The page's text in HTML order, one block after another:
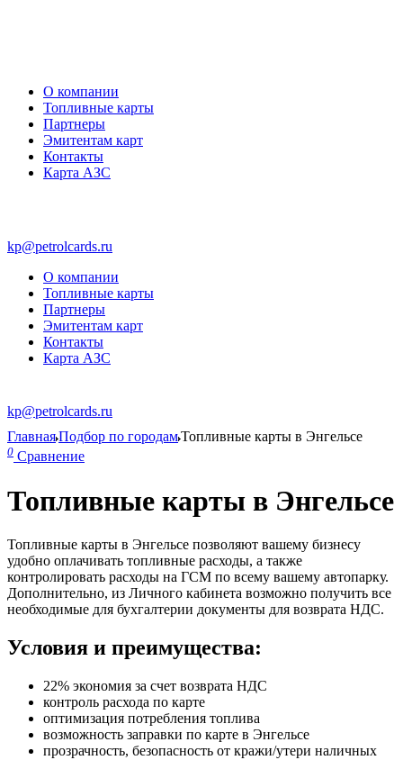
О компании
Топливные карты
Партнеры
Эмитентам карт
Контакты
Карта АЗС
kp@petrolcards.ru
О компании
Топливные карты
Партнеры
Эмитентам карт
Контакты
Карта АЗС
kp@petrolcards.ru
ГлавнаяПодбор по городамТопливные карты в Энгельсе
0 Сравнение
Топливные карты в Энгельсе
Топливные карты в Энгельсе позволяют вашему бизнесу
удобно оплачивать топливные расходы, а также
контролировать расходы на ГСМ по всему вашему автопарку.
Дополнительно, из Личного кабинета возможно получить все
необходимые для бухгалтерии документы для возврата НДС.
Условия и преимущества:
22% экономия за счет возврата НДС
контроль расхода по карте
оптимизация потребления топлива
возможность заправки по карте в Энгельсе
прозрачность, безопасность от кражи/утери наличных